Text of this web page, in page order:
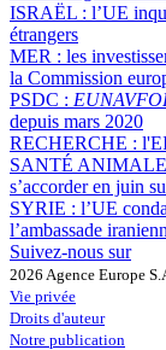
ISRAËL : l’UE
étrangers
MER : les
la Commission
PSDC :
depuis mars 2020
RECHERCHE :
SANTÉ
s’accorder en juin
SYRIE : l’UE
l’ambassade
Suivez-nous sur
2026 Agence Europe
Vie privée
Droits d'auteur
Notre publication